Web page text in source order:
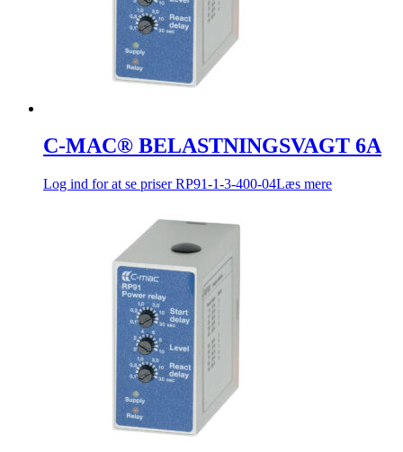
C-MAC® BELASTNINGSVAGT 6A
Log ind for at se priserRP91-1-3-400-04Læs mere